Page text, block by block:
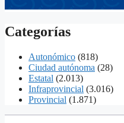
Categorías
Autonómico (818)
Ciudad autónoma (28)
Estatal (2.013)
Infraprovincial (3.016)
Provincial (1.871)